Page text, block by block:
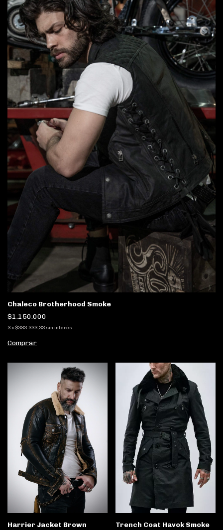
Chaleco Brotherhood Smoke
$1.150.000
3x $383.333,33 sin interés
Comprar
Harrier Jacket Brown
Trench Coat Havok Smoke